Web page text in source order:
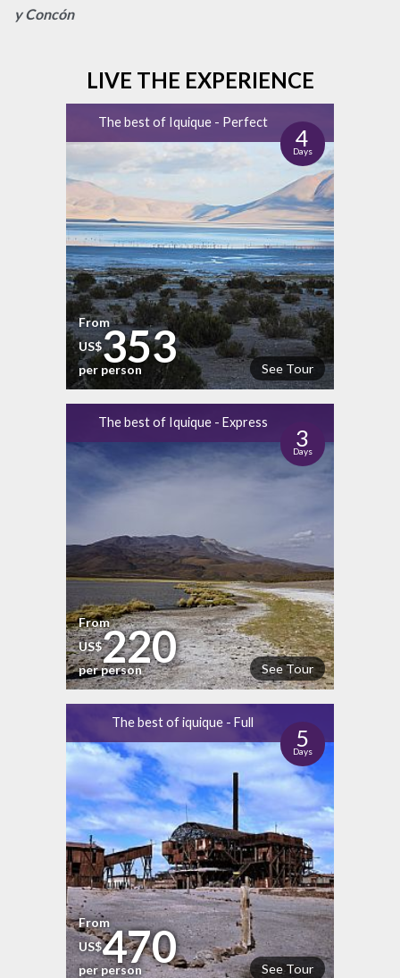
y Concón
LIVE THE EXPERIENCE
The best of Iquique - Perfect
4
Days
See Tour
From
US$353
per person
The best of Iquique - Express
3
Days
See Tour
From
US$220
per person
The best of iquique - Full
5
Days
See Tour
From
US$470
per person